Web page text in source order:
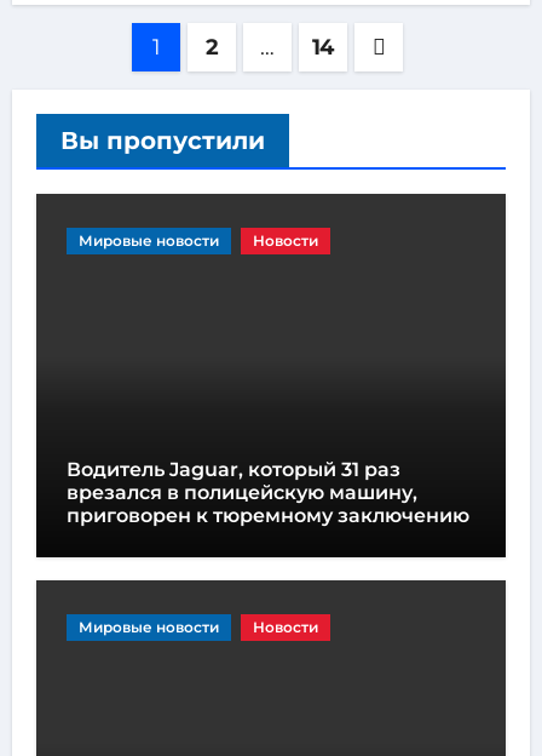
1 2 … 14
Вы пропустили
Мировые новости Новости
Водитель Jaguar, который 31 раз
врезался в полицейскую машину,
приговорен к тюремному заключению
Мировые новости Новости